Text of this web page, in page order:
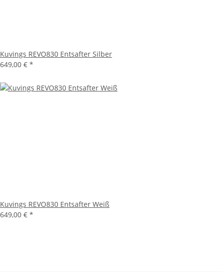
Kuvings REVO830 Entsafter Silber
649,00 € *
Kuvings REVO830 Entsafter Weiß
649,00 € *